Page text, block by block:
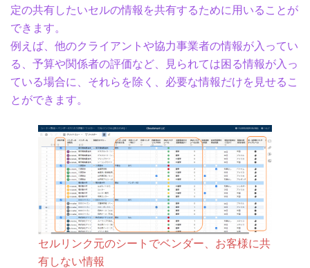
定の共有したいセルの情報を共有するために用いることが
できます。
例えば、他のクライアントや協力事業者の情報が入ってい
る、予算や関係者の評価など、見られては困る情報が入っ
ている場合に、それらを除く、必要な情報だけを見せるこ
とができます。
セルリンク元のシートでベンダー、お客様に共
有しない情報